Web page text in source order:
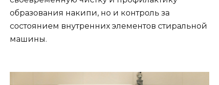
образования накипи, но и контроль за
состоянием внутренних элементов стиральной
машины.